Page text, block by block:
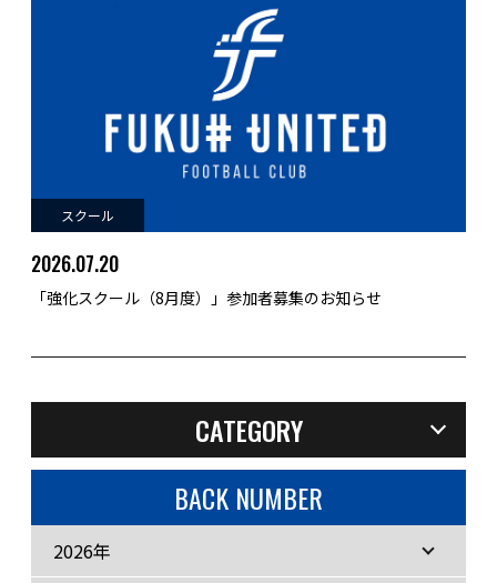
スクール
2026.07.20
「強化スクール（8月度）」参加者募集のお知らせ
CATEGORY
BACK NUMBER
2026年